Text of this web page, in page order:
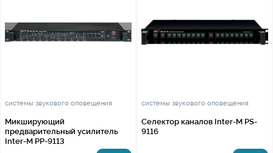
системы звукового оповещения
Микширующий
предварительный усилитель
Inter-M PP-9113
системы звукового оповещения
Селектор каналов Inter-M PS-
9116